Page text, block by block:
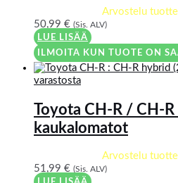
Arvostelu
50,99 € (Sis. ALV)
LUE LISÄÄ
ILMOITA KUN TUOTE ON
varastosta
Toyota CH-R / CH-
kaukalomatot
Arvostelu
51,99 € (Sis. ALV)